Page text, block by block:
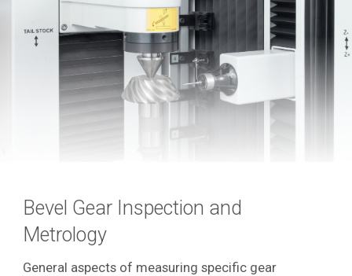
Bevel Gear Inspection and
Metrology
General aspects of measuring specific gear